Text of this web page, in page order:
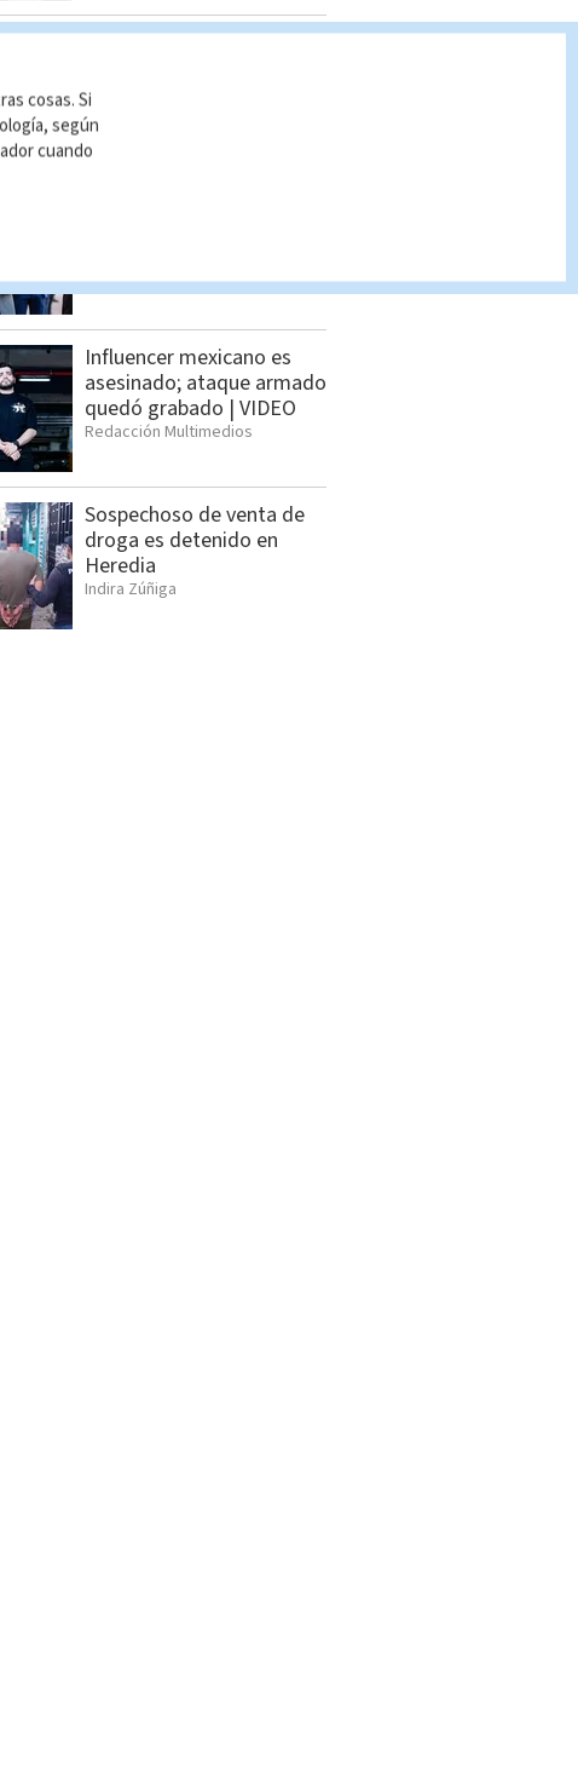
Dólar en Costa Rica: Tipo
miércoles 5 de agosto
Indira Zúñiga
Cristian Segura
Influencer mexicano es
asesinado; ataque armado
quedó grabado | VIDEO
Redacción Multimedios
Sospechoso de venta de
droga es detenido en
Heredia
Indira Zúñiga
cosas. Si
según
cuando